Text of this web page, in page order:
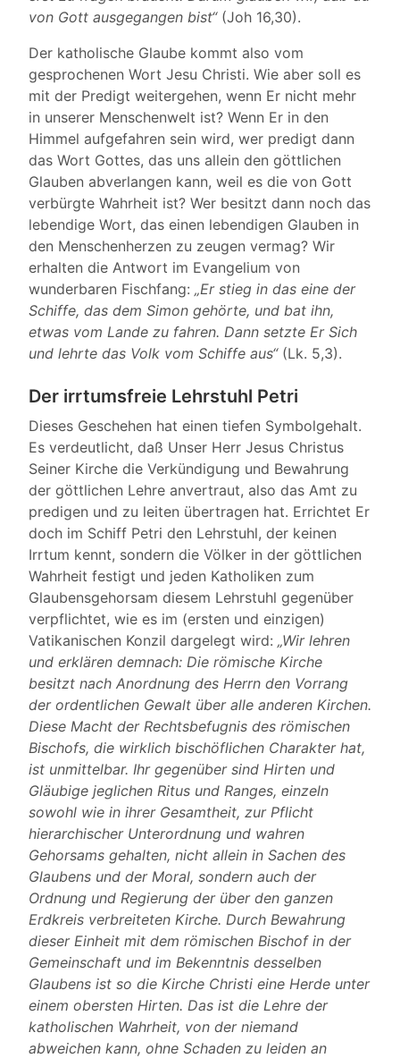
von Gott ausgegangen bist“(Joh 16,30).
Der katholische Glaube kommt also vom
gesprochenen Wort Jesu Christi. Wie aber soll es
mit der Predigt weitergehen, wenn Er nicht mehr
in unserer Menschenwelt ist? Wenn Er in den
Himmel aufgefahren sein wird, wer predigt dann
das Wort Gottes, das uns allein den göttlichen
Glauben abverlangen kann, weil es die von Gott
verbürgte Wahrheit ist? Wer besitzt dann noch das
lebendige Wort, das einen lebendigen Glauben in
den Menschenherzen zu zeugen vermag? Wir
erhalten die Antwort im Evangelium von
wunderbaren Fischfang: „Er stieg in das eine der
Schiffe, das dem Simon gehörte, und bat ihn,
etwas vom Lande zu fahren. Dann setzte Er Sich
und lehrte das Volk vom Schiffe aus“(Lk. 5,3).
Der irrtumsfreie Lehrstuhl Petri
Dieses Geschehen hat einen tiefen Symbolgehalt.
Es verdeutlicht, daß Unser Herr Jesus Christus
Seiner Kirche die Verkündigung und Bewahrung
der göttlichen Lehre anvertraut, also das Amt zu
predigen und zu leiten übertragen hat. Errichtet Er
doch im Schiff Petri den Lehrstuhl, der keinen
Irrtum kennt, sondern die Völker in der göttlichen
Wahrheit festigt und jeden Katholiken zum
Glaubensgehorsam diesem Lehrstuhl gegenüber
verpflichtet, wie es im (ersten und einzigen)
Vatikanischen Konzil dargelegt wird: „Wir lehren
und erklären demnach: Die römische Kirche
besitzt nach Anordnung des Herrn den Vorrang
der ordentlichen Gewalt über alle anderen Kirchen.
Diese Macht der Rechtsbefugnis des römischen
Bischofs, die wirklich bischöflichen Charakter hat,
ist unmittelbar. Ihr gegenüber sind Hirten und
Gläubige jeglichen Ritus und Ranges, einzeln
sowohl wie in ihrer Gesamtheit, zur Pflicht
hierarchischer Unterordnung und wahren
Gehorsams gehalten, nicht allein in Sachen des
Glaubens und der Moral, sondern auch der
Ordnung und Regierung der über den ganzen
Erdkreis verbreiteten Kirche. Durch Bewahrung
dieser Einheit mit dem römischen Bischof in der
Gemeinschaft und im Bekenntnis desselben
Glaubens ist so die Kirche Christi eine Herde unter
einem obersten Hirten. Das ist die Lehre der
katholischen Wahrheit, von der niemand
abweichen kann, ohne Schaden zu leiden an